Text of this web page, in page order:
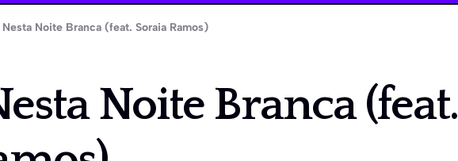
Noite Branca (feat. Soraia Ramos)
Noite Branca (feat.